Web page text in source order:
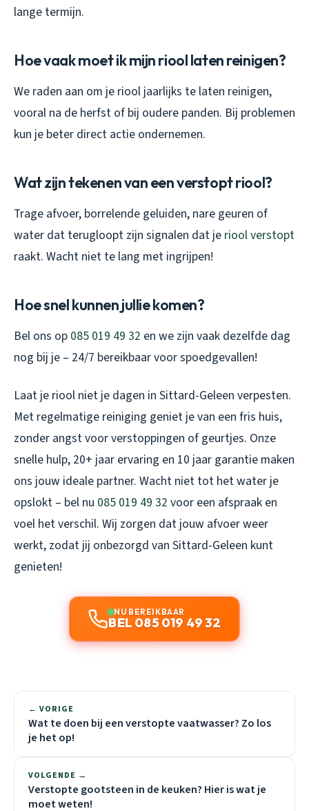
lange termijn.
Hoe vaak moet ik mijn riool laten reinigen?
We raden aan om je riool jaarlijks te laten reinigen,
vooral na de herfst of bij oudere panden. Bij problemen
kun je beter direct actie ondernemen.
Wat zijn tekenen van een verstopt riool?
Trage afvoer, borrelende geluiden, nare geuren of
water dat terugloopt zijn signalen dat je riool verstopt
raakt. Wacht niet te lang met ingrijpen!
Hoe snel kunnen jullie komen?
Bel ons op 085 019 49 32 en we zijn vaak dezelfde dag
nog bij je – 24/7 bereikbaar voor spoedgevallen!
Laat je riool niet je dagen in Sittard-Geleen verpesten.
Met regelmatige reiniging geniet je van een fris huis,
zonder angst voor verstoppingen of geurtjes. Onze
snelle hulp, 20+ jaar ervaring en 10 jaar garantie maken
ons jouw ideale partner. Wacht niet tot het water je
opslokt – bel nu 085 019 49 32 voor een afspraak en
voel het verschil. Wij zorgen dat jouw afvoer weer
werkt, zodat jij onbezorgd van Sittard-Geleen kunt
genieten!
NU BEREIKBAAR
BEL 085 019 49 32
← VORIGE
Wat te doen bij een verstopte vaatwasser? Zo los
je het op!
VOLGENDE →
Verstopte gootsteen in de keuken? Hier is wat je
moet weten!